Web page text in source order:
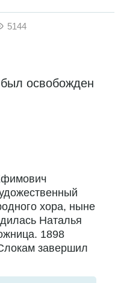
5144
освобожден
хора, ныне
Наталья
1898
завершил